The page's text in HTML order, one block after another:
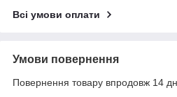
Всі умови оплати
Умови повернення
Повернення товару впродовж 14